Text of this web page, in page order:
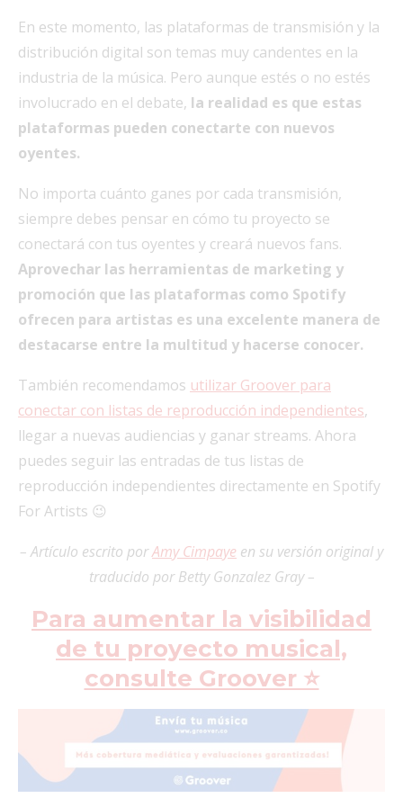
En este momento, las plataformas de transmisión y la
distribución digital son temas muy candentes en la
industria de la música. Pero aunque estés o no estés
involucrado en el debate, la realidad es que estas
plataformas pueden conectarte con nuevos
oyentes.
No importa cuánto ganes por cada transmisión,
siempre debes pensar en cómo tu proyecto se
conectará con tus oyentes y creará nuevos fans.
Aprovechar las herramientas de marketing y
promoción que las plataformas como Spotify
ofrecen para artistas es una excelente manera de
destacarse entre la multitud y hacerse conocer.
También recomendamos utilizar Groover para
conectar con listas de reproducción independientes,
llegar a nuevas audiencias y ganar streams. Ahora
puedes seguir las entradas de tus listas de
reproducción independientes directamente en Spotify
For Artists 😉
– Artículo escrito porAmy Cimpaye en su versión original y
traducido por Betty Gonzalez Gray –
Para aumentar la visibilidad
de tu proyecto musical,
consulte Groover ⭐️